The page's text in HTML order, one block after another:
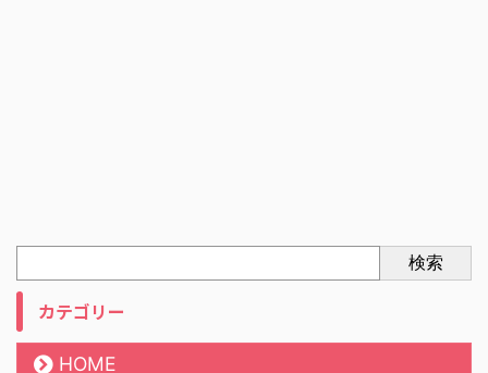
検索
カテゴリー
HOME